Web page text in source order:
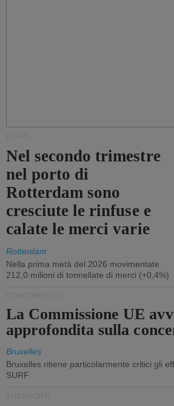
Nel secondo trimestre
nel porto di
Rotterdam sono
cresciute le rinfuse e
calate le merci varie
Rotterdam
Nella prima metà del 2026 movimentate
212,0 milioni di tonnellate di merci (+0,4%)
La Commissione UE
approfondita sulla
Bruxelles
Bruxelles ritiene particolarmente critici gli
SURF